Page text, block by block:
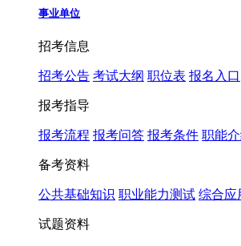
事业单位
招考信息
招考公告 考试大纲 职位表 报名入口
报考指导
报考流程 报考问答 报考条件 职能
备考资料
公共基础知识 职业能力测试 综合应
试题资料